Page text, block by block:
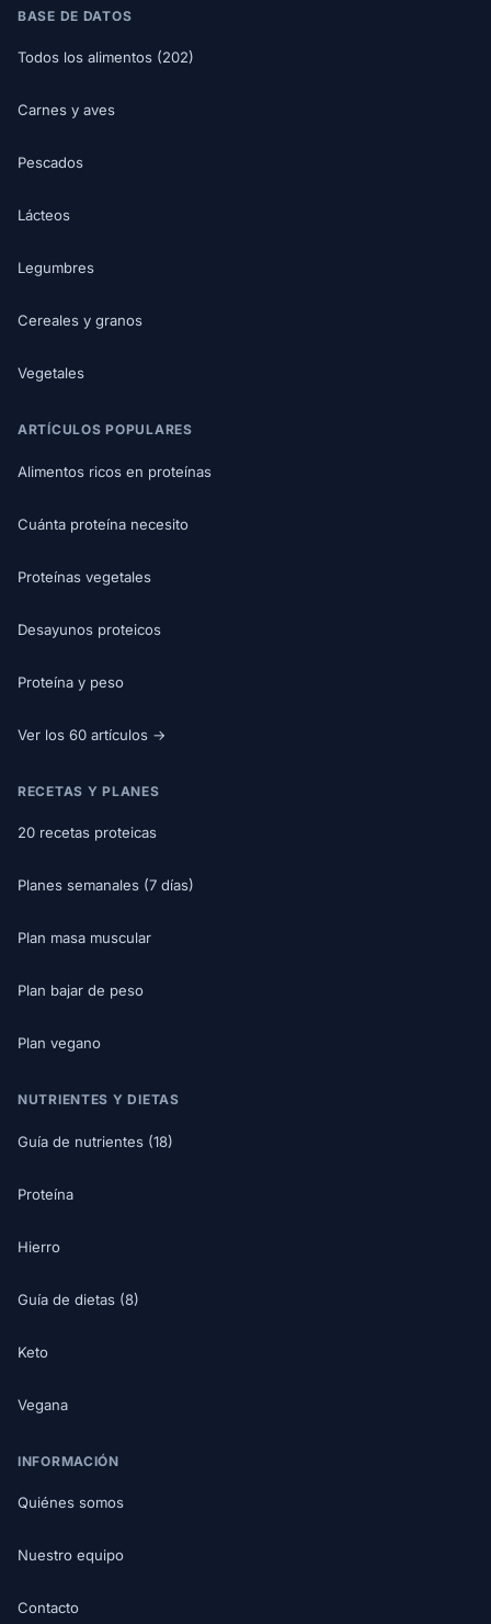
BASE DE DATOS
Todos los alimentos (202)
Carnes y aves
Pescados
Lácteos
Legumbres
Cereales y granos
Vegetales
ARTÍCULOS POPULARES
Alimentos ricos en proteínas
Cuánta proteína necesito
Proteínas vegetales
Desayunos proteicos
Proteína y peso
Ver los 60 artículos →
RECETAS Y PLANES
20 recetas proteicas
Planes semanales (7 días)
Plan masa muscular
Plan bajar de peso
Plan vegano
NUTRIENTES Y DIETAS
Guía de nutrientes (18)
Proteína
Hierro
Guía de dietas (8)
Keto
Vegana
INFORMACIÓN
Quiénes somos
Nuestro equipo
Contacto